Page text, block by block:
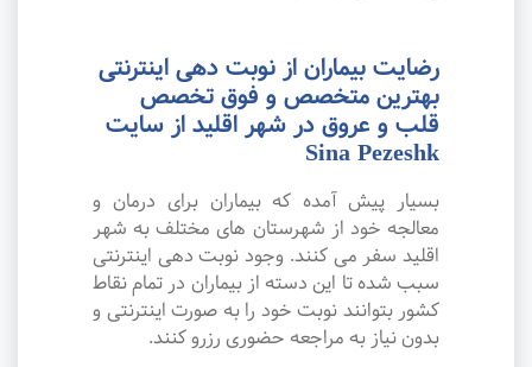
رضایت بیماران از نوبت دهی اینترنتی
بهترین متخصص و فوق تخصص
قلب و عروق در شهر اقلید از سایت
Sina Pezeshk
بسیار پیش آمده که بیماران برای درمان و
معالجه خود از شهرستان های مختلف به شهر
اقلید سفر می کنند. وجود نوبت دهی اینترنتی
سبب شده تا این دسته از بیماران در تمام نقاط
کشور بتوانند نوبت خود را به صورت اینترنتی و
بدون نیاز به مراجعه حضوری رزرو کنند.